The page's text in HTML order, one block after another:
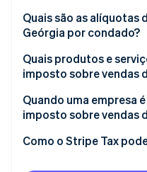
Quais são as alíquotas
Geórgia por condado?
Quais produtos e
imposto sobre vendas
Quando uma empresa
imposto sobre vendas
Como o Stripe Tax